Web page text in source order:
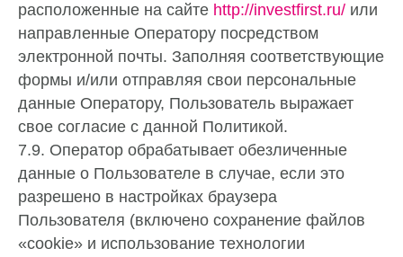
расположенные на сайте http://investfirst.ru/ или
направленные Оператору посредством
электронной почты. Заполняя соответствующие
формы и/или отправляя свои персональные
данные Оператору, Пользователь выражает
свое согласие с данной Политикой.
7.9. Оператор обрабатывает обезличенные
данные о Пользователе в случае, если это
разрешено в настройках браузера
Пользователя (включено сохранение файлов
«cookie» и использование технологии